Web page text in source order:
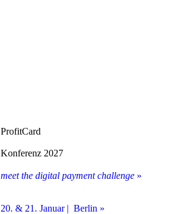
ProfitCard
Konferenz 2027
meet the digital payment challenge »
20. & 21. Januar | Berlin »